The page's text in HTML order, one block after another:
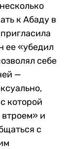
к Абаду в
ее «убедил
себе
—
которой
и
с